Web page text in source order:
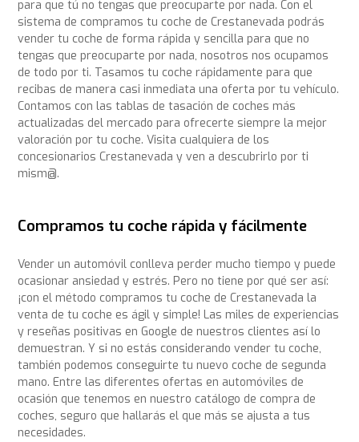
para que tú no tengas que preocuparte por nada. Con el
sistema de compramos tu coche de Crestanevada podrás
vender tu coche de forma rápida y sencilla para que no
tengas que preocuparte por nada, nosotros nos ocupamos
de todo por ti. Tasamos tu coche rápidamente para que
recibas de manera casi inmediata una oferta por tu vehículo.
Contamos con las tablas de tasación de coches más
actualizadas del mercado para ofrecerte siempre la mejor
valoración por tu coche. Visita cualquiera de los
concesionarios Crestanevada y ven a descubrirlo por ti
mism@.
Compramos tu coche rápida y fácilmente
Vender un automóvil conlleva perder mucho tiempo y puede
ocasionar ansiedad y estrés. Pero no tiene por qué ser así:
¡con el método compramos tu coche de Crestanevada la
venta de tu coche es ágil y simple! Las miles de experiencias
y reseñas positivas en Google de nuestros clientes así lo
demuestran. Y si no estás considerando vender tu coche,
también podemos conseguirte tu nuevo coche de segunda
mano. Entre las diferentes ofertas en automóviles de
ocasión que tenemos en nuestro catálogo de compra de
coches, seguro que hallarás el que más se ajusta a tus
necesidades.